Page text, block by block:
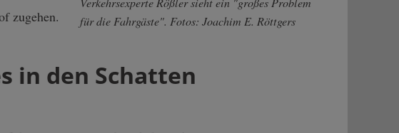
für die Fahrgäste". Fotos: Joachim E. Röttgers
zugehen.
in den Schatten